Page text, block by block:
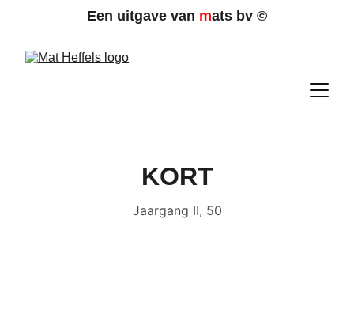
Een uitgave van mats bv ©
KORT
Jaargang II, 50